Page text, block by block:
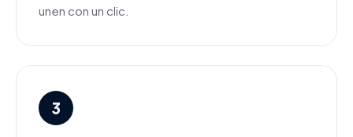
unen con un clic.
3